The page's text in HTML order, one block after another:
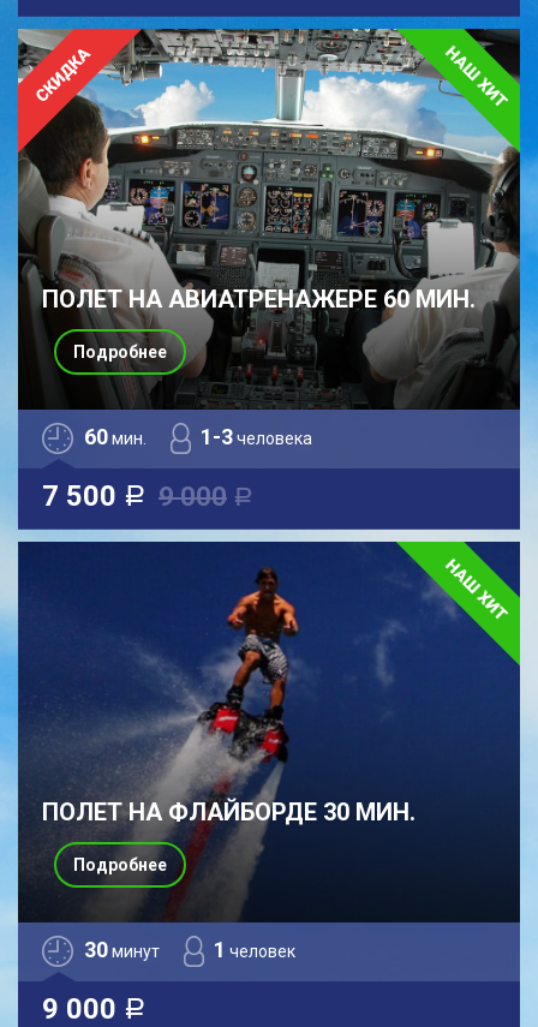
ПОЛЕТ НА АВИАТРЕНАЖЕРЕ 60 МИН.
60мин. 1-3человека
7 500 a 9 000 a
Подробнее
ПОЛЕТ НА ФЛАЙБОРДЕ 30 МИН.
30минут 1 человек
9 000 a
Подробнее